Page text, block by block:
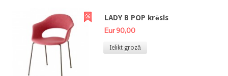
LADY B POP krēsls
Eur 90,00
Ielikt grozā